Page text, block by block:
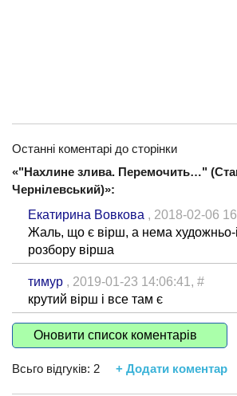
Останні коментарі до сторінки
«"Нахлине злива. Перемочить…"
Чернілевський)»:
Екатирина Вовкова , 2018-02-06
Жаль, що є вірш, а нема художньо-
розбору вірша
тимур , 2019-01-23 14:06:41, #
крутий вірш і все там є
Оновити список коментарів
Всьго відгуків: 2 + Додати коментар